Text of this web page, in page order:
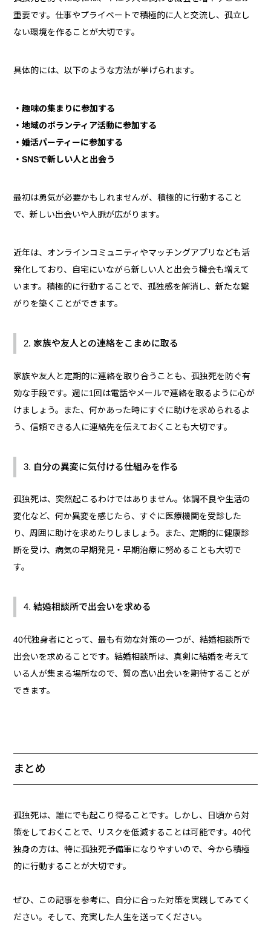
重要です。仕事やプライベートで積極的に人と交流し、孤立し
ない環境を作ることが大切です。
具体的には、以下のような方法が挙げられます。
・趣味の集まりに参加する
・地域のボランティア活動に参加する
・婚活パーティーに参加する
・SNSで新しい人と出会う
最初は勇気が必要かもしれませんが、積極的に行動すること
で、新しい出会いや人脈が広がります。
近年は、オンラインコミュニティやマッチングアプリなども活
発化しており、自宅にいながら新しい人と出会う機会も増えて
います。積極的に行動することで、孤独感を解消し、新たな繋
がりを築くことができます。
2. 家族や友人との連絡をこまめに取る
家族や友人と定期的に連絡を取り合うことも、孤独死を防ぐ有
効な手段です。週に1回は電話やメールで連絡を取るように心が
けましょう。また、何かあった時にすぐに助けを求められるよ
う、信頼できる人に連絡先を伝えておくことも大切です。
3. 自分の異変に気付ける仕組みを作る
孤独死は、突然起こるわけではありません。体調不良や生活の
変化など、何か異変を感じたら、すぐに医療機関を受診した
り、周囲に助けを求めたりしましょう。また、定期的に健康診
断を受け、病気の早期発見・早期治療に努めることも大切で
す。
4. 結婚相談所で出会いを求める
40代独身者にとって、最も有効な対策の一つが、結婚相談所で
出会いを求めることです。結婚相談所は、真剣に結婚を考えて
いる人が集まる場所なので、質の高い出会いを期待することが
できます。
まとめ
孤独死は、誰にでも起こり得ることです。しかし、日頃から対
策をしておくことで、リスクを低減することは可能です。40代
独身の方は、特に孤独死予備軍になりやすいので、今から積極
的に行動することが大切です。
ぜひ、この記事を参考に、自分に合った対策を実践してみてく
ださい。そして、充実した人生を送ってください。